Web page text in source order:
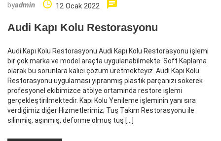
byadmin 12 Ocak 2022
Audi Kapı Kolu Restorasyonu
Audi Kapı Kolu Restorasyonu Audi Kapı Kolu Restorasyonu işlemi
bir çok marka ve model araçta uygulanabilmekte. Soft Kaplama
olarak bu sorunlara kalıcı çözüm üretmekteyiz. Audi Kapı Kolu
Restorasyonu uygulaması yıpranmış plastik parçanızı sökerek
profesyonel ekibimizce atölye ortamında restore işlemi
gerçekleştirilmektedir. Kapı Kolu Yenileme işleminin yanı sıra
verdiğimiz diğer Hizmetlerimiz; Tuş Takım Restorasyonu ile
silinmiş, aşınmış, deforme olmuş tuş […]